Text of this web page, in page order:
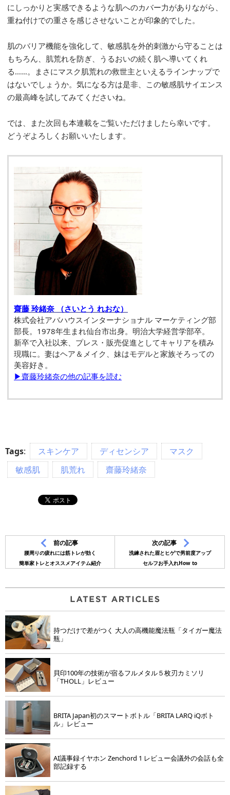
にしっかりと実感できるような肌へのカバー力がありながら、
重ね付けでの重さを感じさせないことが印象的でした。
肌のバリア機能を強化して、敏感肌を外的刺激から守ることは
もちろん、肌荒れを防ぎ、うるおいの続く肌へ導いてくれ
る……。まさにマスク肌荒れの救世主といえるラインナップで
はないでしょうか。気になる方は是非、この敏感肌サイエンス
の最高峰を試してみてくださいね。
では、また次回も本連載をご覧いただけましたら幸いです。
どうぞよろしくお願いいたします。
齋藤 玲緒奈 （さいとう れおな）
株式会社アバハウスインターナショナル マーケティング部
部長。1978年生まれ仙台市出身。明治大学経営学部卒。
新卒で入社以来、プレス・販売促進としてキャリアを積み
現職に。妻はヘア＆メイク、妹はモデルと家族そろっての
美容好き。
▶齋藤玲緒奈の他の記事を読む
Tags: スキンケア ディセンシア
マスク
敏感肌
肌荒れ 齋藤玲緒奈
前の記事
腰周りの疲れには筋トレが効く
簡単家トレとオススメアイテム紹介
次の記事
洗練された眉とヒゲで男前度アップ
セルフお手入れHow to
持つだけで差がつく 大人の高機能魔法瓶「タイガー魔法
瓶」
貝印100年の技術が宿るフルメタル５枚刃カミソリ
「THOLL」レビュー
BRITA Japan初のスマートボトル「BRITA LARQ iQボト
ル」レビュー
AI議事録イヤホン Zenchord 1 レビュー会議外の会話も全
部記録する